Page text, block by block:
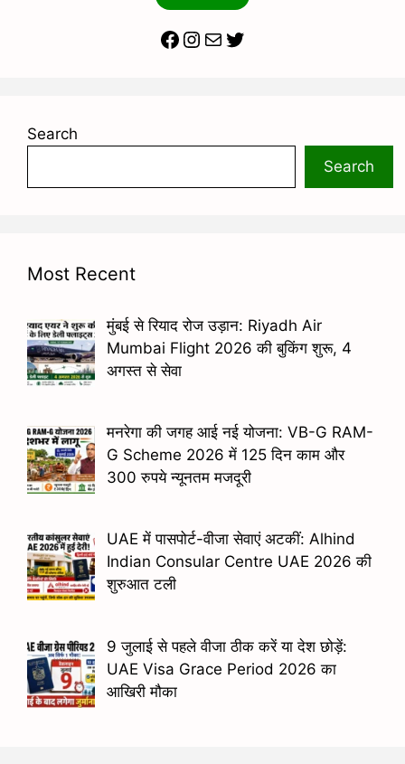
Facebook
Instagram
MailTwitter
Search
Search
Most Recent
मुंबई से रियाद रोज उड़ान: Riyadh Air
Mumbai Flight 2026 की बुकिंग शुरू, 4
अगस्त से सेवा
मनरेगा की जगह आई नई योजना: VB-G RAM-
G Scheme 2026 में 125 दिन काम और
300 रुपये न्यूनतम मजदूरी
UAE में पासपोर्ट-वीजा सेवाएं अटकीं: Alhind
Indian Consular Centre UAE 2026 की
शुरुआत टली
9 जुलाई से पहले वीजा ठीक करें या देश छोड़ें:
UAE Visa Grace Period 2026 का
आखिरी मौका